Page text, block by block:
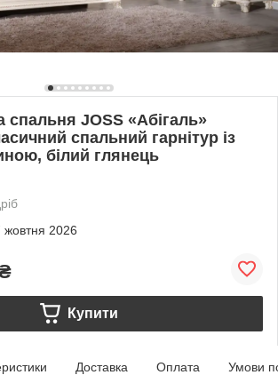
спальня JOSS «Абігаль»
спальний гарнітур із
білий глянець
жовтня 2026
Купити
Доставка Оплата Умови